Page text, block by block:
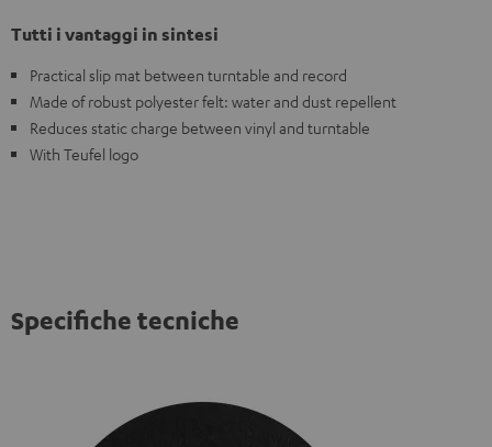
Tutti i vantaggi in sintesi
Practical slip mat between turntable and record
Made of robust polyester felt: water and dust repellent
Reduces static charge between vinyl and turntable
With Teufel logo
Specifiche tecniche